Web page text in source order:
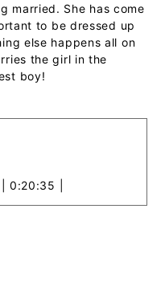
married. She has come
to be dressed up
else happens all on
the girl in the
boy!
0:20:35 |